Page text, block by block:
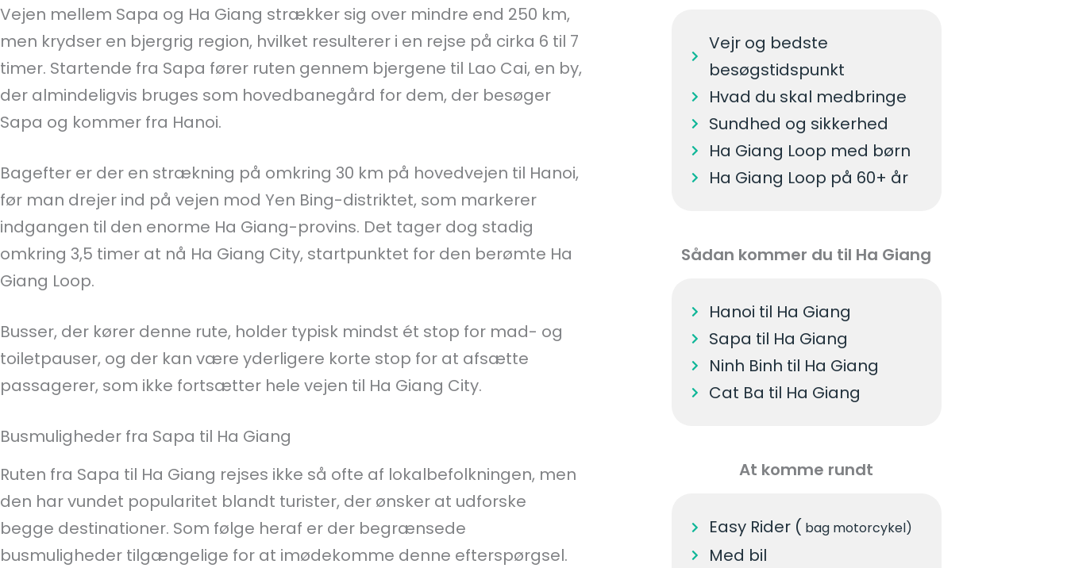
Vejen mellem Sapa og Ha Giang strækker sig over mindre end 250 km,
men krydser en bjergrig region, hvilket resulterer i en rejse på cirka 6 til 7
timer. Startende fra Sapa fører ruten gennem bjergene til Lao Cai, en by,
der almindeligvis bruges som hovedbanegård for dem, der besøger
Sapa og kommer fra Hanoi.
Bagefter er der en strækning på omkring 30 km på hovedvejen til Hanoi,
før man drejer ind på vejen mod Yen Bing-distriktet, som markerer
indgangen til den enorme Ha Giang-provins. Det tager dog stadig
omkring 3,5 timer at nå Ha Giang City, startpunktet for den berømte Ha
Giang Loop.
Busser, der kører denne rute, holder typisk mindst ét stop for mad- og
toiletpauser, og der kan være yderligere korte stop for at afsætte
passagerer, som ikke fortsætter hele vejen til Ha Giang City.
Busmuligheder fra Sapa til Ha Giang
Ruten fra Sapa til Ha Giang rejses ikke så ofte af lokalbefolkningen, men
den har vundet popularitet blandt turister, der ønsker at udforske
begge destinationer. Som følge heraf er der begrænsede
busmuligheder tilgængelige for at imødekomme denne efterspørgsel.
Vejr og bedste
besøgstidspunkt
Hvad du skal medbringe
Sundhed og sikkerhed
Ha Giang Loop med børn
Ha Giang Loop på 60+ år
Sådan kommer du til Ha Giang
Hanoi til Ha Giang
Sapa til Ha Giang
Ninh Binh til Ha Giang
Cat Ba til Ha Giang
At komme rundt
Easy Rider ( bag motorcykel)
Med bil